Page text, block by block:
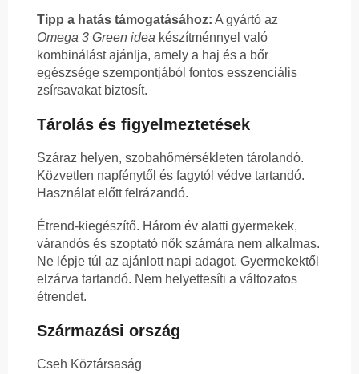
Tipp a hatás támogatásához: A gyártó az
Omega 3 Green idea készítménnyel való
kombinálást ajánlja, amely a haj és a bőr
egészsége szempontjából fontos esszenciális
zsírsavakat biztosít.
Tárolás és figyelmeztetések
Száraz helyen, szobahőmérsékleten tárolandó.
Közvetlen napfénytől és fagytól védve tartandó.
Használat előtt felrázandó.
Étrend-kiegészítő. Három év alatti gyermekek,
várandós és szoptató nők számára nem alkalmas.
Ne lépje túl az ajánlott napi adagot. Gyermekektől
elzárva tartandó. Nem helyettesíti a változatos
étrendet.
Származási ország
Cseh Köztársaság